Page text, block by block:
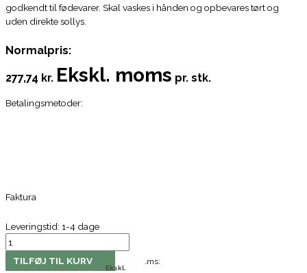
godkendt til fødevarer. Skal vaskes i hånden og opbevares tørt og
uden direkte sollys.
Normalpris:
277,74 kr. Ekskl. moms pr. stk.
Betalingsmetoder:
Faktura
Leveringstid: 1-4 dage
TILFØJ TIL KURV Moms:
Ekskl.